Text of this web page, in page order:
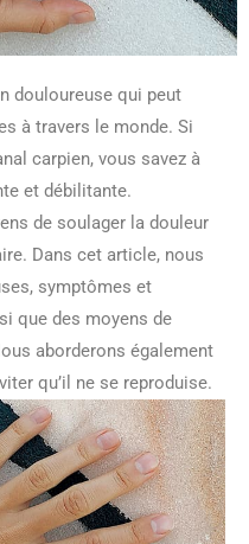
douloureuse qui peut
à travers le monde. Si
carpien, vous savez à
et débilitante.
de soulager la douleur
Dans cet article, nous
symptômes et
que des moyens de
aborderons également
qu’il ne se reproduise.